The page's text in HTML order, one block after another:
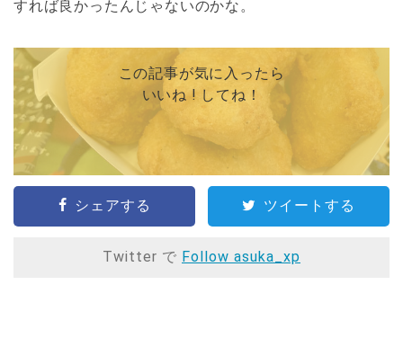
すれば良かったんじゃないのかな。
この記事が気に入ったら
いいね ! してね！
シェアする ツイートする
Twitter で Follow asuka_xp